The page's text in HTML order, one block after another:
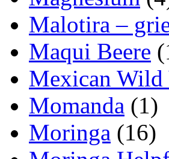
Malotira –
Maqui Beere
Mexican Wild
Momanda (1)
Moringa (16)